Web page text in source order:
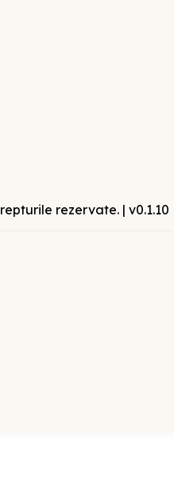
rezervate. | v0.1.10